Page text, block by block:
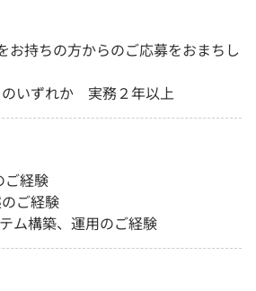
お持ちの方からのご応募をおまちし
いずれか 実務２年以上
ご経験
ご経験
ム構築、運用のご経験